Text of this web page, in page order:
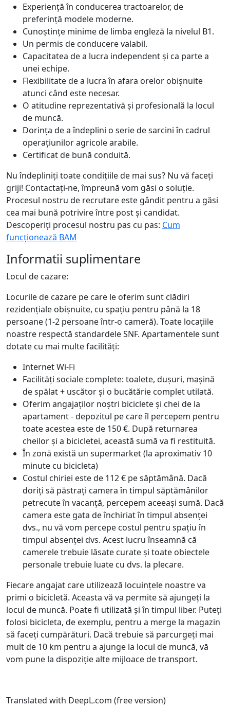
Experiență în conducerea tractoarelor, de
preferință modele moderne.
Cunoștințe minime de limba engleză la nivelul B1.
Un permis de conducere valabil.
Capacitatea de a lucra independent și ca parte a
unei echipe.
Flexibilitate de a lucra în afara orelor obișnuite
atunci când este necesar.
O atitudine reprezentativă și profesională la locul
de muncă.
Dorința de a îndeplini o serie de sarcini în cadrul
operațiunilor agricole arabile.
Certificat de bună conduită.
Nu îndepliniți toate condițiile de mai sus? Nu vă faceți
griji! Contactați-ne, împreună vom găsi o soluție.
Procesul nostru de recrutare este gândit pentru a găsi
cea mai bună potrivire între post și candidat.
Descoperiți procesul nostru pas cu pas: Cum
funcționează BAM
Informatii suplimentare
Locul de cazare:
Locurile de cazare pe care le oferim sunt clădiri
rezidențiale obișnuite, cu spațiu pentru până la 18
persoane (1-2 persoane într-o cameră). Toate locațiile
noastre respectă standardele SNF. Apartamentele sunt
dotate cu mai multe facilități:
Internet Wi-Fi
Facilități sociale complete: toalete, dușuri, mașină
de spălat + uscător și o bucătărie complet utilată.
Oferim angajaților noștri biciclete și chei de la
apartament - depozitul pe care îl percepem pentru
toate acestea este de 150 €. După returnarea
cheilor și a bicicletei, această sumă va fi restituită.
În zonă există un supermarket (la aproximativ 10
minute cu bicicleta)
Costul chiriei este de 112 € pe săptămână. Dacă
doriți să păstrați camera în timpul săptămânilor
petrecute în vacanță, percepem aceeași sumă. Dacă
camera este gata de închiriat în timpul absenței
dvs., nu vă vom percepe costul pentru spațiu în
timpul absenței dvs. Acest lucru înseamnă că
camerele trebuie lăsate curate și toate obiectele
personale trebuie luate cu dvs. la plecare.
Fiecare angajat care utilizează locuințele noastre va
primi o bicicletă. Aceasta vă va permite să ajungeți la
locul de muncă. Poate fi utilizată și în timpul liber. Puteți
folosi bicicleta, de exemplu, pentru a merge la magazin
să faceți cumpărături. Dacă trebuie să parcurgeți mai
mult de 10 km pentru a ajunge la locul de muncă, vă
vom pune la dispoziție alte mijloace de transport.
Translated with DeepL.com (free version)